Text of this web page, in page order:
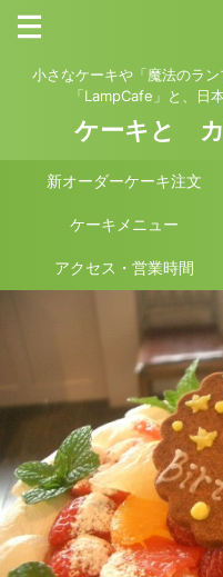
小さなケーキや「魔法のラ
「LampCafe」と、日
ケーキと
新オーダーケーキ注文
ケーキメニュー
アクセス・営業時間